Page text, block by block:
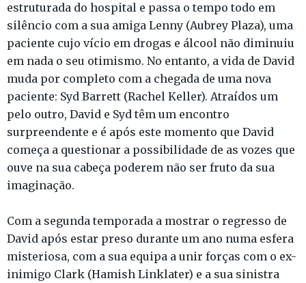
estruturada do hospital e passa o tempo todo em
silêncio com a sua amiga Lenny (Aubrey Plaza), uma
paciente cujo vício em drogas e álcool não diminuiu
em nada o seu otimismo. No entanto, a vida de David
muda por completo com a chegada de uma nova
paciente: Syd Barrett (Rachel Keller). Atraídos um
pelo outro, David e Syd têm um encontro
surpreendente e é após este momento que David
começa a questionar a possibilidade de as vozes que
ouve na sua cabeça poderem não ser fruto da sua
imaginação.
Com a segunda temporada a mostrar o regresso de
David após estar preso durante um ano numa esfera
misteriosa, com a sua equipa a unir forças com o ex-
inimigo Clark (Hamish Linklater) e a sua sinistra